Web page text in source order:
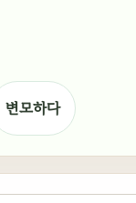
변모하다